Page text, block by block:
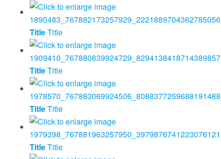
TitleTitle
TitleTitle
TitleTitle
TitleTitle